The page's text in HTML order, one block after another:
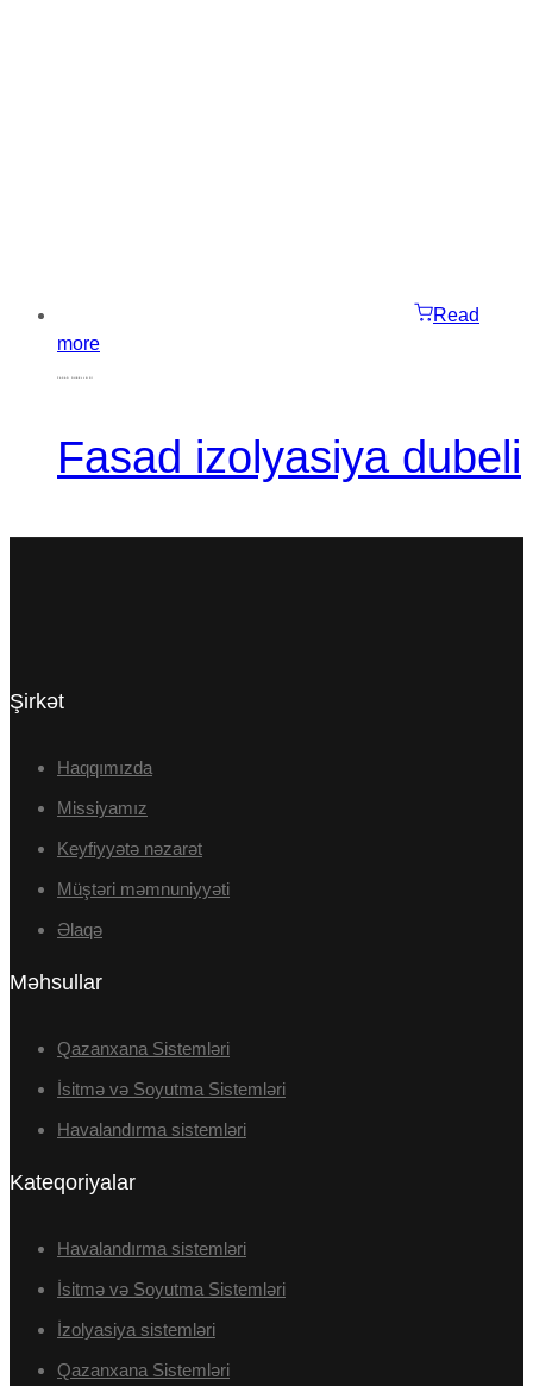
Read
more
Fasad izolyasiya dubeli
Şirkət
Haqqımızda
Missiyamız
Keyfiyyətə nəzarət
Müştəri məmnuniyyəti
Əlaqə
Məhsullar
Qazanxana Sistemləri
İsitmə və Soyutma Sistemləri
Havalandırma sistemləri
Kateqoriyalar
Havalandırma sistemləri
İsitmə və Soyutma Sistemləri
İzolyasiya sistemləri
Qazanxana Sistemləri